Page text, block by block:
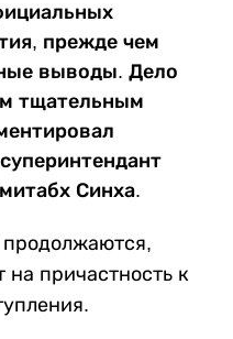
прежде чем
выводы. Дело
тщательным
Синха.
причастность к